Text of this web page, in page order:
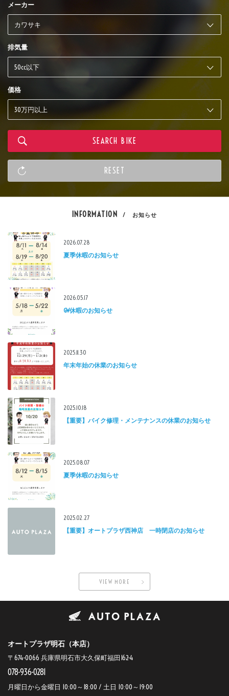
メーカー
排気量
価格
INFORMATION / お知らせ
2026.07.28
夏季休暇のお知らせ
2026.05.17
GW休暇のお知らせ
2025.11.30
年末年始の休業のお知らせ
2025.10.18
【重要】バイク修理・メンテナンスの休業のお知らせ
2025.08.07
夏季休暇のお知らせ
2025.02.27
【重要】オートプラザ西神店 一時閉店のお知らせ
VIEW MORE
オートプラザ明石（本店）
〒674-0066 兵庫県明石市大久保町福田162-4
078-936-0281
月曜日から金曜日 10:00～18:00 / 土日 10:00～19:00